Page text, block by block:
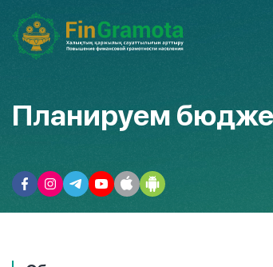
Планируем